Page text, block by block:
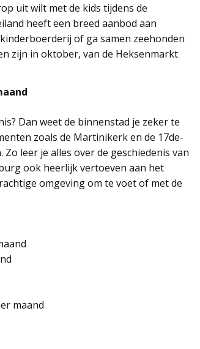
uit wilt met de kids tijdens de
heeft een breed aanbod aan
of ga samen zeehonden
zijn in oktober, van de Heksenmarkt
Dan weet de binnenstad je zeker te
zoals de Martinikerk en de 17de-
leer je alles over de geschiedenis van
ook heerlijk vertoeven aan het
omgeving om te voet of met de
maand